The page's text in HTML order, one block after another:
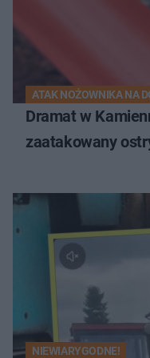
ATAK NOŻOWNIKA NA
Dramat w
zaatakowany
NIEWIARYGODNE!